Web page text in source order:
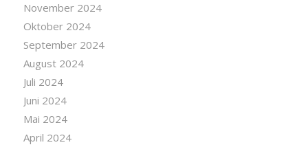
November 2024
Oktober 2024
September 2024
August 2024
Juli 2024
Juni 2024
Mai 2024
April 2024